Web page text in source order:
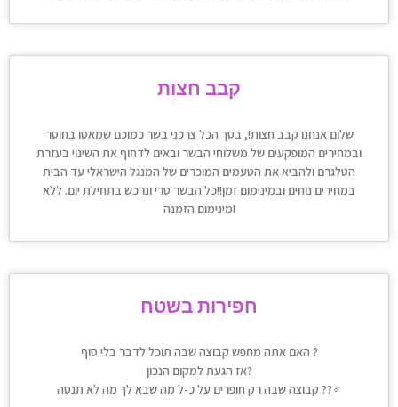
קבב חצות
שלום אנחנו קבב חצות!, בסך הכל צרכני בשר כמוכם שמאסו בחוסר
ובמחירים המופקעים של משלוחי הבשר ובאים לדחוף את השינוי בעזרת
הטלגרם ולהביא את הטעמים המוכרים של המנגל הישראלי עד הבית
במחירים נוחים ובמינימום זמן!!כל הבשר טרי ונרכש בתחילת יום. ללא
מינימום הזמנה!
חפירות בשטח
האם אתה מחפש קבוצה שבה תוכל לדבר בלי סוף ?
אז הגעת למקום הנכון?
קבוצה שבה רק חופרים על כ-ל מה שבא לך מה לא תנסה ??‍♂️